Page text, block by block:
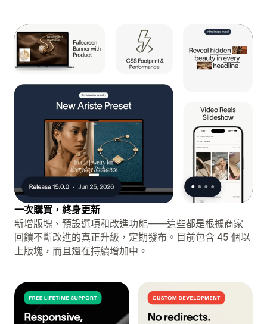
一次購買，終身更新
新增版塊、預設選項和改進功能——這些都是根據商家
回饋不斷改進的真正升級，定期發布。目前包含 45 個以
上版塊，而且還在持續增加中。